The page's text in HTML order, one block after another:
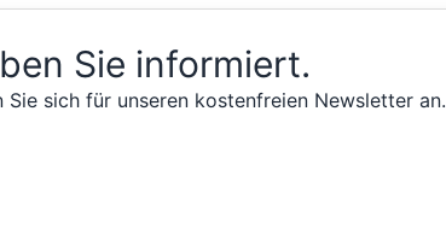
Sie informiert.
Sie sich für unseren kostenfreien Newsletter an.